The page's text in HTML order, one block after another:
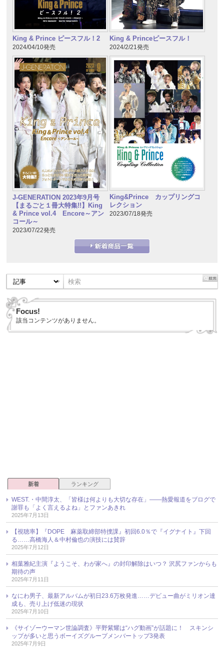
King & Prince ピースフル！2
2024/04/10発売
King & Princeピースフル！
2024/2/21発売
J-GENERATION 2023年9月号
【まるごと１冊大特集!!】King
& Prince vol.4 Encore～アン
コール～
2023/07/22発売
King&Prince カップリングコ
レクション
2023/07/18発売
Focus!
該当コンテンツがありません。
新着 ランキング
WEST.・中間淳太、「皆様は何よりも大切な存在」――熱愛報道をブログで
謝罪も「よく言えるよね」とファンあきれ
2025年7月13日
【視聴率】『DOPE 麻薬取締部特捜課』初回6.0％で『イグナイト』下回
る……高橋海人＆中村倫也の演技には賛辞
2025年7月12日
相葉雅紀主演『ようこそ、わが家へ』の封印解除はいつ？ 沢尻ファンからも
期待の声
2025年7月11日
なにわ男子、最新アルバムが初日23.6万枚発進……デビュー曲がミリオン達
成も、売り上げ低迷の現状
2025年7月10日
《サイゾーウーマン世論調査》平野紫耀は“ハグ動画”が話題に！ スキンシ
ップが多いと思うボーイズグループメンバートップ3発表
2025年7月9日